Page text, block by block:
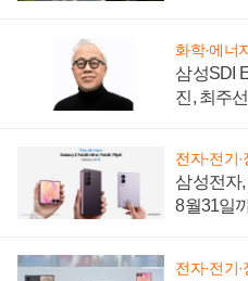
화학·에너
삼성SDI
진, 최주
전자·전기
삼성전자
8월31일
전자·전기